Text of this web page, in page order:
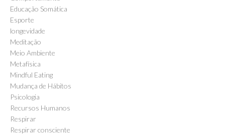
Educação Somática
Esporte
longevidade
Meditação
Meio Ambiente
Metafísica
Mindful Eating
Mudança de Hábitos
Psicologia
Recursos Humanos
Respirar
Respirar consciente